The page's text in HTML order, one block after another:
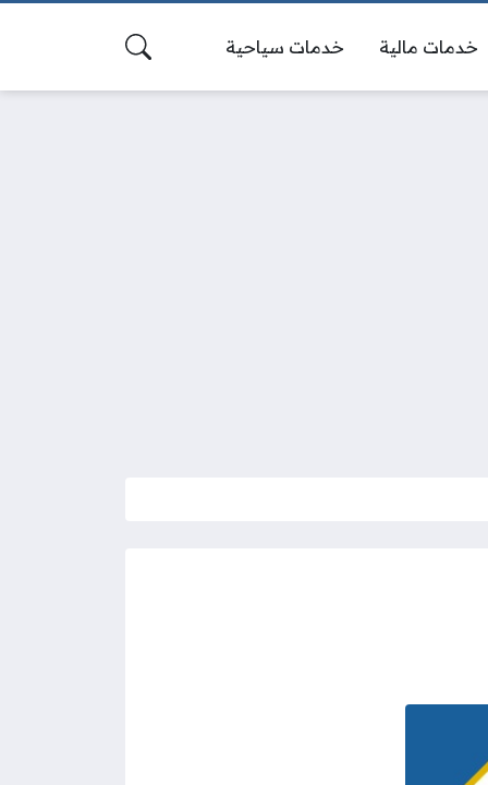
خدمات مالية خدمات سياحية